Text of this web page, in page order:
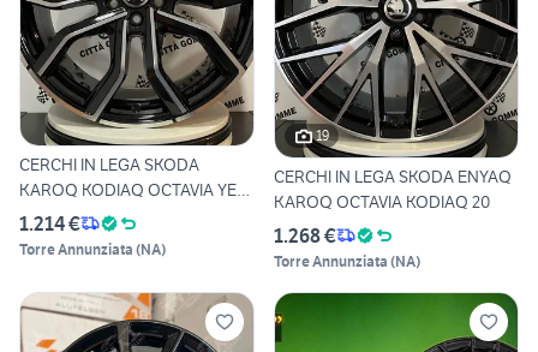
CERCHI IN LEGA SKODA
KAROQ KODIAQ OCTAVIA YETI
19
1.214 €
Torre Annunziata (NA)
19
CERCHI IN LEGA SKODA ENYAQ
KAROQ OCTAVIA KODIAQ 20
1.268 €
Torre Annunziata (NA)